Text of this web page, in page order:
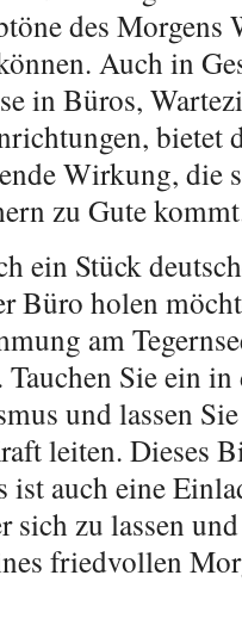
des
Auch in
in Büros,
bietet
Wirkung, die
zu Gute
ein Stück
Büro holen
am
Tauchen Sie ein
und lassen
leiten. Dieses
ist auch eine
sich zu lassen
friedvollen